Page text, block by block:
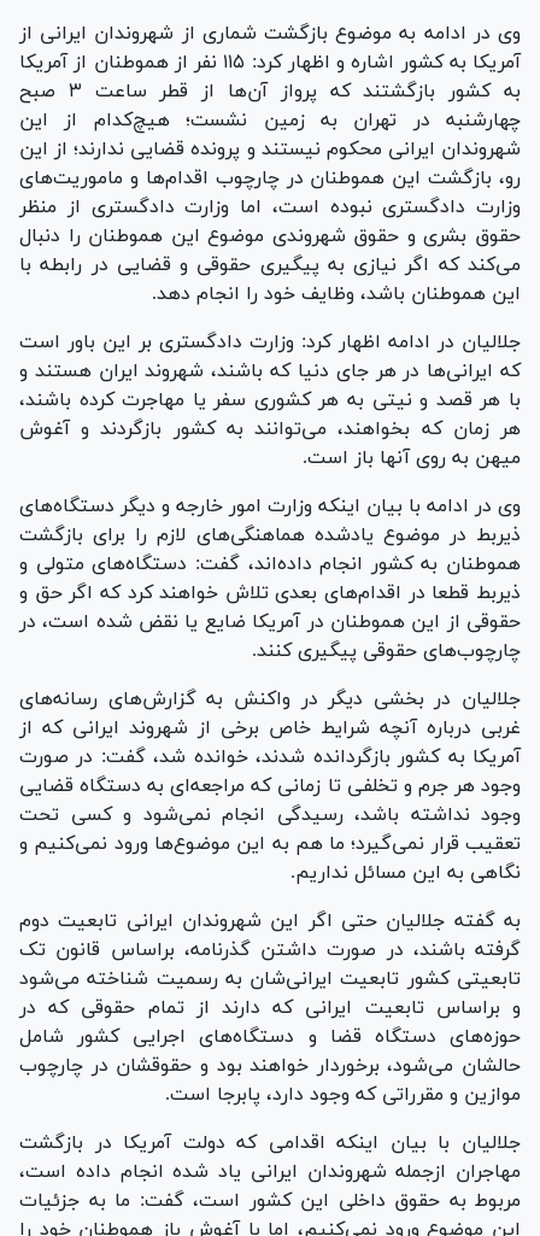
وی در ادامه به موضوع بازگشت شماری از شهروندان ایرانی از
آمریکا به کشور اشاره و اظهار کرد: ۱۱۵ نفر از هموطنان از آمریکا
به کشور بازگشتند که پرواز آن‌ها از قطر ساعت ۳ صبح
چهارشنبه در تهران به زمین نشست؛ هیچ‌کدام از این
شهروندان ایرانی محکوم نیستند و پرونده قضایی ندارند؛ از این
رو، بازگشت این هموطنان در چارچوب اقدام‌ها و ماموریت‌های
وزارت دادگستری نبوده است، اما وزارت دادگستری از منظر
حقوق بشری و حقوق شهروندی موضوع این هموطنان را دنبال
می‌کند که اگر نیازی به پیگیری حقوقی و قضایی در رابطه با
این هموطنان باشد، وظایف خود را انجام دهد.
جلالیان در ادامه اظهار کرد: وزارت دادگستری بر این باور است
که ایرانی‌ها در هر جای دنیا که باشند، شهروند ایران هستند و
با هر قصد و نیتی به هر کشوری سفر یا مهاجرت کرده باشند،
هر زمان که بخواهند، می‌توانند به کشور بازگردند و آغوش
میهن به روی آنها باز است.
وی در ادامه با بیان اینکه وزارت امور خارجه و دیگر دستگاه‌های
ذیربط در موضوع یادشده هماهنگی‌های لازم را برای بازگشت
هموطنان به کشور انجام داده‌اند، گفت: دستگاه‌های متولی و
ذیربط قطعا در اقدام‌های بعدی تلاش خواهند کرد که اگر حق و
حقوقی از این هموطنان در آمریکا ضایع یا نقض شده است، در
چارچوب‌های حقوقی پیگیری کنند.
جلالیان در بخشی دیگر در واکنش به گزارش‌های رسانه‌های
غربی درباره آنچه شرایط خاص برخی از شهروند ایرانی که از
آمریکا به کشور بازگردانده شدند، خوانده شد، گفت: در صورت
وجود هر جرم و تخلفی تا زمانی که مراجعه‌ای به دستگاه قضایی
وجود نداشته باشد، رسیدگی انجام نمی‌شود و کسی تحت
تعقیب قرار نمی‌گیرد؛ ما هم به این موضوع‌ها ورود نمی‌کنیم و
نگاهی به این مسائل نداریم.
به گفته جلالیان حتی اگر این شهروندان ایرانی تابعیت دوم
گرفته باشند، در صورت داشتن گذرنامه، براساس قانون تک
تابعیتی کشور تابعیت ایرانی‌شان به رسمیت شناخته می‌شود
و براساس تابعیت ایرانی که دارند از تمام حقوقی که در
حوزه‌های دستگاه قضا و دستگاه‌های اجرایی کشور شامل
حالشان می‌شود، برخوردار خواهند بود و حقوقشان در چارچوب
موازین و مقرراتی که وجود دارد، پابرجا است.
جلالیان با بیان اینکه اقدامی که دولت آمریکا در بازگشت
مهاجران ازجمله شهروندان ایرانی یاد شده انجام داده است،
مربوط به حقوق داخلی این کشور است، گفت: ما به جزئیات
این موضوع ورود نمی‌کنیم، اما با آغوش باز هموطنان خود را